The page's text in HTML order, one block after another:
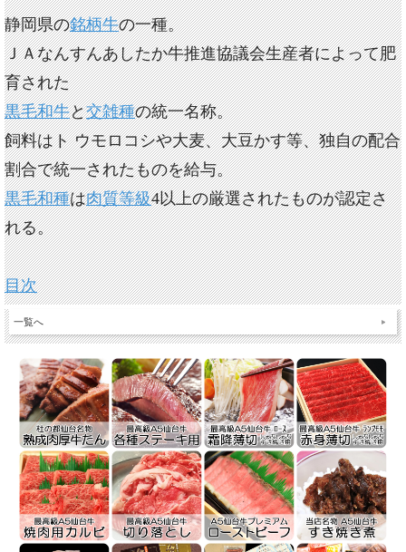
静岡県の銘柄牛の一種。
ＪＡなんすんあしたか牛推進協議会生産者によって肥
育された
黒毛和牛と交雑種の統一名称。
飼料はト ウモロコシや大麦、大豆かす等、独自の配合
割合で統一されたものを給与。
黒毛和種は肉質等級4以上の厳選されたものが認定さ
れる。
目次
一覧へ